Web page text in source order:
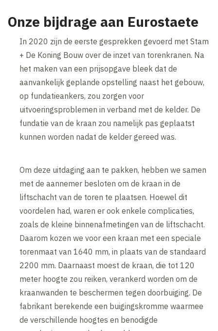
Onze bijdrage aan Eurostaete
In 2020 zijn de eerste gesprekken gevoerd met Stam
+ De Koning Bouw over de inzet van torenkranen. Na
het maken van een prijsopgave bleek dat de
aanvankelijk geplande opstelling naast het gebouw,
op fundatieankers, zou zorgen voor
uitvoeringsproblemen in verband met de kelder. De
fundatie van de kraan zou namelijk pas geplaatst
kunnen worden nadat de kelder gereed was.
Om deze uitdaging aan te pakken, hebben we samen
met de aannemer besloten om de kraan in de
liftschacht van de toren te plaatsen. Hoewel dit
voordelen had, waren er ook enkele complicaties,
zoals de kleine binnenafmetingen van de liftschacht.
Daarom kozen we voor een kraan met een speciale
torenmaat van 1640 mm, in plaats van de standaard
2200 mm. Daarnaast moest de kraan, die tot 120
meter hoogte zou reiken, verankerd worden om de
kraanwanden te beschermen tegen doorbuiging. De
fabrikant berekende een buigingskromme waarmee
de verschillende hoogtes en benodigde